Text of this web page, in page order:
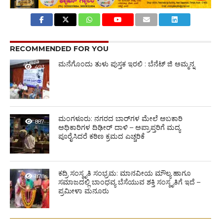
RECOMMENDED FOR YOU
493 ಮನೆಗೊಂದು ತುಳು ಪುಸ್ತಕ ಇರಲಿ : ಬೆನೆಟ್ ಜಿ ಅಮ್ಮನ್ನ
887
ಮಂಗಳೂರು: ನಗರದ ಬಾರ್‌ಗಳ ಮೇಲೆ ಅಬಕಾರಿ
ಅಧಿಕಾರಿಗಳ ದಿಢೀರ್ ದಾಳಿ – ಅಪ್ರಾಪ್ತರಿಗೆ ಮದ್ಯ
ಪೂರೈಸಿದರೆ ಕಠಿಣ ಕ್ರಮದ ಎಚ್ಚರಿಕೆ
878
ಕದ್ರಿ ಸಂಸ್ಕೃತಿ ಸಂಭ್ರಮ: ಮಾನವೀಯ ಮೌಲ್ಯ ಹಾಗೂ
ಸಮಾಜದಲ್ಲಿ ಬಾಂಧವ್ಯ ಬೆಸೆಯುವ ಶಕ್ತಿ ಸಂಸ್ಕೃತಿಗೆ ಇದೆ –
ಪ್ರಮೀಳಾ ಮನೂರು